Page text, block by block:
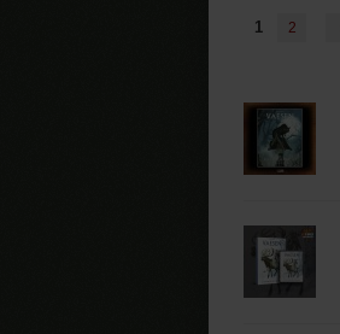
1 2